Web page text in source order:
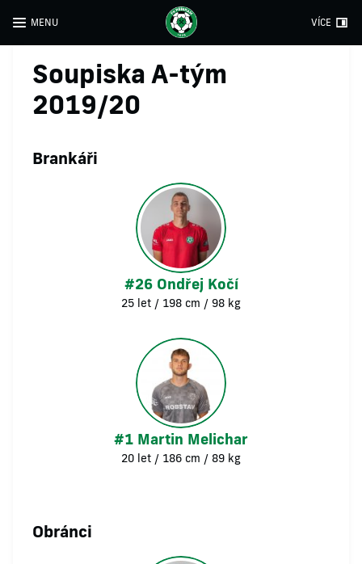
MENU VÍCE
Soupiska A-tým
2019/20
Brankáři
#26 Ondřej Kočí
25 let / 198 cm / 98 kg
#1 Martin Melichar
20 let / 186 cm / 89 kg
Obránci